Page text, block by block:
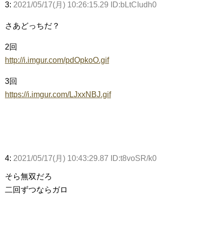
3: 2021/05/17(月) 10:26:15.29 ID:bLtCIudh0
さあどっちだ？
2回
http://i.imgur.com/pdOpkoO.gif
3回
https://i.imgur.com/LJxxNBJ.gif
4: 2021/05/17(月) 10:43:29.87 ID:t8voSR/k0
そら無双だろ
二回ずつならガロ